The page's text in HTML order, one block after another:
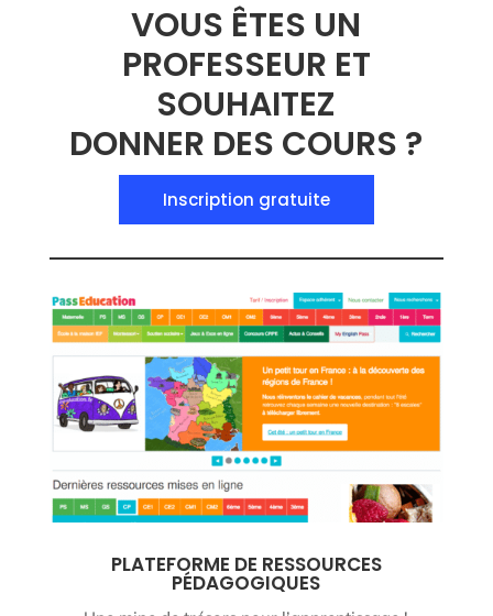
VOUS ÊTES UN
PROFESSEUR ET
SOUHAITEZ
DONNER DES COURS ?
Inscription gratuite
PLATEFORME DE RESSOURCES
PÉDAGOGIQUES